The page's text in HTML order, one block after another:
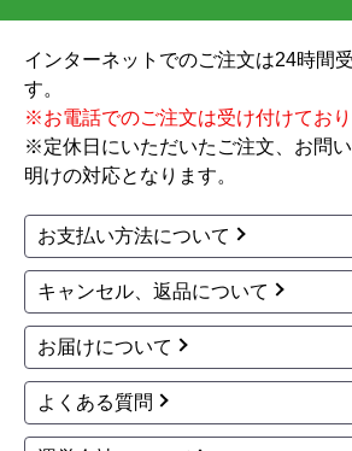
インターネットでのご注文は24時間
す。
※お電話でのご注文は受け付けており
※定休日にいただいたご注文、お問
明けの対応となります。
お支払い方法について
キャンセル、返品について
お届けについて
よくある質問